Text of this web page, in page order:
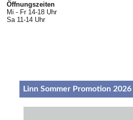
Öffnungszeiten
Mi - Fr 14-18 Uhr
Sa 11-14 Uhr
Linn Sommer Promotion 2026